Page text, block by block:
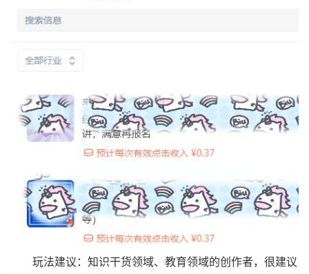
玩法建议：知识干货领域、教育领域的创作者，很建议